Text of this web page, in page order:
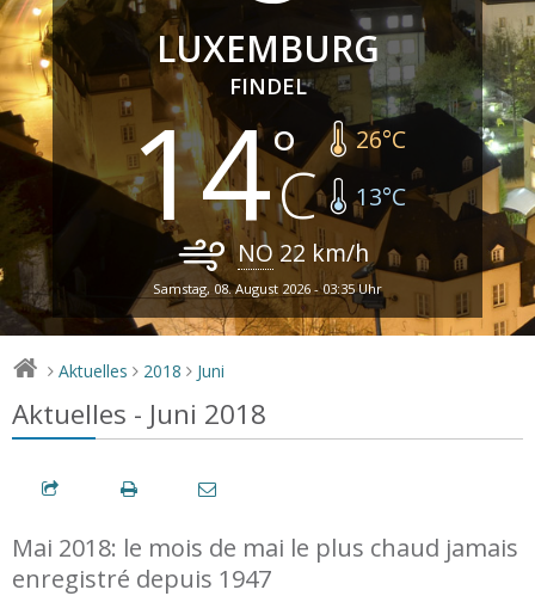
LUXEMBURG
FINDEL
14 26°C
13°C
NO 22 km/h
Samstag, 08. August 2026 - 03:35 Uhr
> Aktuelles > 2018 > Juni
Aktuelles - Juni 2018
Mai 2018: le mois de mai le plus chaud jamais
enregistré depuis 1947